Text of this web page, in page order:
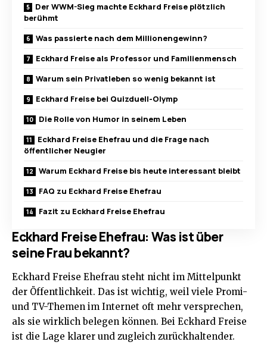
Der WWM-Sieg machte Eckhard Freise plötzlich
berühmt
Was passierte nach dem Millionengewinn?
Eckhard Freise als Professor und Familienmensch
Warum sein Privatleben so wenig bekannt ist
Eckhard Freise bei Quizduell-Olymp
Die Rolle von Humor in seinem Leben
Eckhard Freise Ehefrau und die Frage nach
öffentlicher Neugier
Warum Eckhard Freise bis heute interessant bleibt
FAQ zu Eckhard Freise Ehefrau
Fazit zu Eckhard Freise Ehefrau
Eckhard Freise Ehefrau: Was ist über
seine Frau bekannt?
Eckhard Freise Ehefrau steht nicht im Mittelpunkt
der Öffentlichkeit. Das ist wichtig, weil viele Promi-
und TV-Themen im Internet oft mehr versprechen,
als sie wirklich belegen können. Bei Eckhard Freise
ist die Lage klarer und zugleich zurückhaltender.